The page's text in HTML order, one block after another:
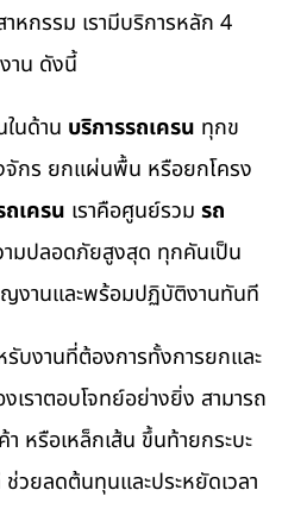
หกรรม เรามีบริการหลัก 4
าน ดังนี้
ในด้าน บริการรถเครน ทุกข
จักร ยกแผ่นพื้น หรือยกโครง
ถเครน เราคือศูนย์รวม รถ
ามปลอดภัยสูงสุด ทุกคันเป็น
งานและพร้อมปฏิบัติงานทันที
รับงานที่ต้องการทั้งการยกและ
เราตอบโจทย์อย่างยิ่ง สามารถ
หรือเหล็กเส้น ขึ้นท้ายกระบะ
วยลดต้นทุนและประหยัดเวลา